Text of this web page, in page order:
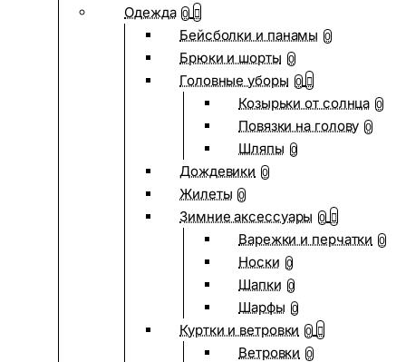
Одежда 0
Бейсболки и панамы 0
Брюки и шорты 0
Головные уборы 0
Козырьки от солнца 0
Повязки на голову 0
Шляпы 0
Дождевики 0
Жилеты 0
Зимние аксессуары 0
Варежки и перчатки 0
Носки 0
Шапки 0
Шарфы 0
Куртки и ветровки 0
Ветровки 0